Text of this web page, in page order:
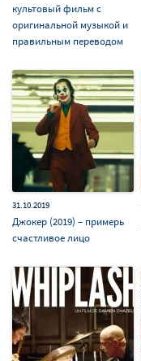
культовый фильм с
оригинальной музыкой и
правильным переводом
31.10.2019
Джокер (2019) – примерь
счастливое лицо